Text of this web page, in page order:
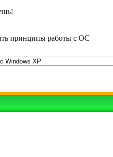
принципы работы с ОС